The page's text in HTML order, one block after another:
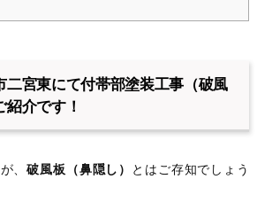
二宮東にて付帯部塗装工事（破風
介です！
、破風板（鼻隠し）
とはご存知でしょう